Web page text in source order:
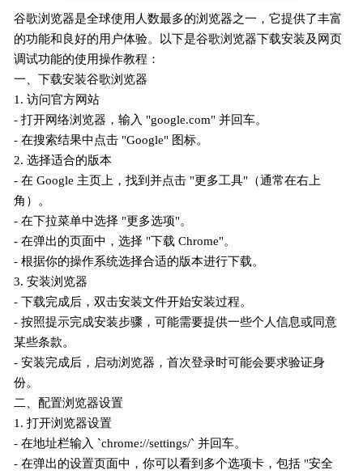
谷歌浏览器是全球使用人数最多的浏览器之一，它提供了丰富
的功能和良好的用户体验。以下是谷歌浏览器下载安装及网页
调试功能的使用操作教程：
一、下载安装谷歌浏览器
1. 访问官方网站
- 打开网络浏览器，输入 "google.com" 并回车。
- 在搜索结果中点击 "Google" 图标。
2. 选择适合的版本
- 在 Google 主页上，找到并点击 "更多工具"（通常在右上
角）。
- 在下拉菜单中选择 "更多选项"。
- 在弹出的页面中，选择 "下载 Chrome"。
- 根据你的操作系统选择合适的版本进行下载。
3. 安装浏览器
- 下载完成后，双击安装文件开始安装过程。
- 按照提示完成安装步骤，可能需要提供一些个人信息或同意
某些条款。
- 安装完成后，启动浏览器，首次登录时可能会要求验证身
份。
二、配置浏览器设置
1. 打开浏览器设置
- 在地址栏输入 `chrome://settings/` 并回车。
- 在弹出的设置页面中，你可以看到多个选项卡，包括 "安全